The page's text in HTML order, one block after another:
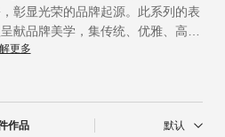
彰显光荣的品牌起源。此系列的表
献品牌美学，集传统、优雅、高性
一身。浪琴表1832系列（The
更多
作品 默认